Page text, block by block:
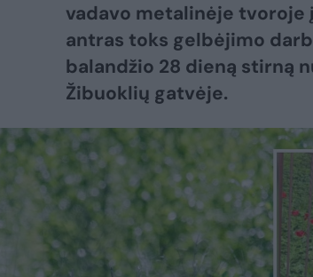
vadavo metalinėje tvoroje
antras toks gelbėjimo
balandžio 28 dieną stirną
Žibuoklių gatvėje.